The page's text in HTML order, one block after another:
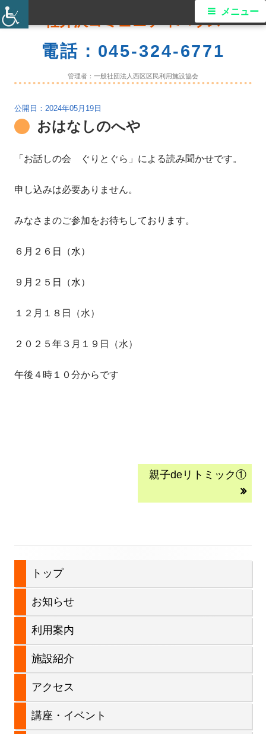
コ
ン
軽井沢コミュニティハウス
電話：045-324-6771
管理者：一般社団法人西区区民利用施設協会
メ
メニュー
2024年05月19日
おはなしのへや
「お話しの会 ぐりとぐら」による読み聞かせです。
申し込みは必要ありません。
みなさまのご参加をお待ちしております。
６月２６日（水）
９月２５日（水）
１２月１８日（水）
２０２５年３月１９日（水）
午後４時１０分からです
次
親子deリトミック①
サ
イ
ド
バ
トップ
お知らせ
利用案内
施設紹介
アクセス
講座・イベント